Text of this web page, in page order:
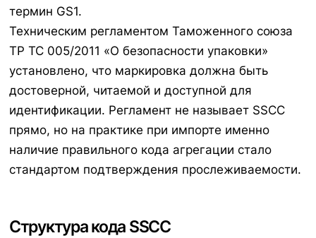
термин GS1.
Техническим регламентом Таможенного союза
ТР ТС 005/2011 «О безопасности упаковки»
установлено, что маркировка должна быть
достоверной, читаемой и доступной для
идентификации. Регламент не называет SSCC
прямо, но на практике при импорте именно
наличие правильного кода агрегации стало
стандартом подтверждения прослеживаемости.
Структура кода SSCC